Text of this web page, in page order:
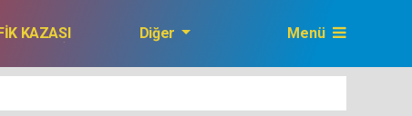
KAZASI
Diğer Menü